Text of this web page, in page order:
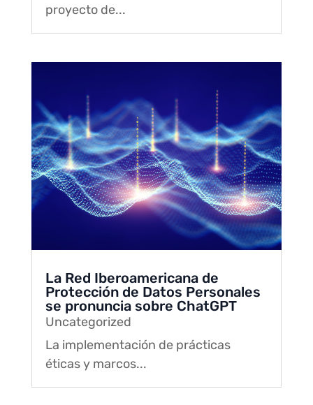
proyecto de...
La Red Iberoamericana de
Protección de Datos Personales
se pronuncia sobre ChatGPT
Uncategorized
La implementación de prácticas
éticas y marcos...